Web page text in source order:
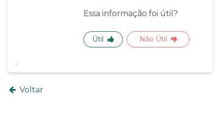
Essa informação foi útil?
Útil Não Útil
Voltar